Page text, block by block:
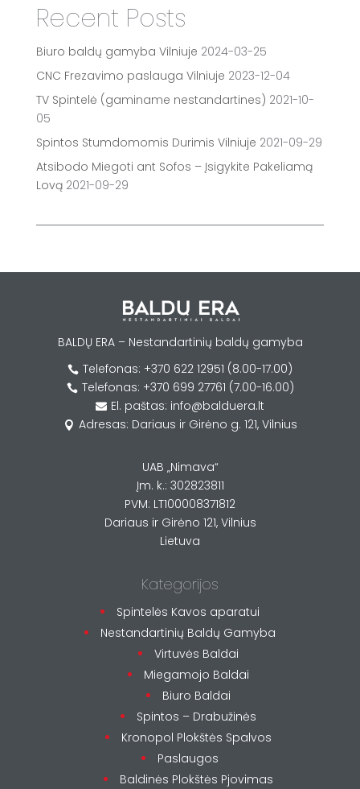
Recent Posts
Biuro baldų gamyba Vilniuje 2024-03-25
CNC Frezavimo paslauga Vilniuje 2023-12-04
TV Spintelė (gaminame nestandartines) 2021-10-
05
Spintos Stumdomomis Durimis Vilniuje 2021-09-29
Atsibodo Miegoti ant Sofos – Įsigykite Pakeliamą
Lovą 2021-09-29
BALDŲ ERA – Nestandartinių baldų gamyba
 Telefonas: +370 622 12951 (8.00-17.00)
 Telefonas: +370 699 27761 (7.00-16.00)
 El. paštas: info@balduera.lt
 Adresas: Dariaus ir Girėno g. 121, Vilnius
UAB „Nimava“
Įm. k.: 302823811
PVM: LT100008371812
Dariaus ir Girėno 121, Vilnius
Lietuva
Kategorijos
Spintelės Kavos aparatui
Nestandartinių Baldų Gamyba
Virtuvės Baldai
Miegamojo Baldai
Biuro Baldai
Spintos – Drabužinės
Kronopol Plokštės Spalvos
Paslaugos
Baldinės Plokštės Pjovimas